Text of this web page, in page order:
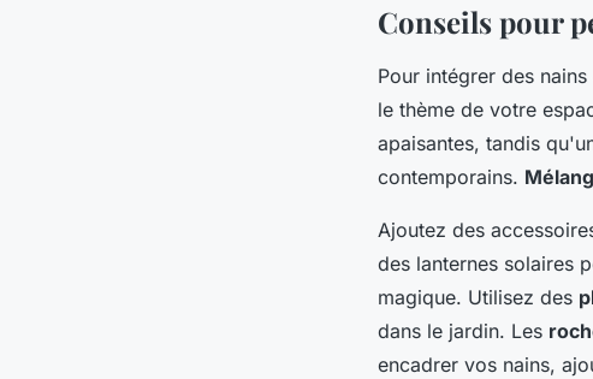
Conseils pour
Pour intégrer des
le thème de votre
apaisantes, tandis
contemporains.
Ajoutez des
des lanternes solaires
magique. Utilisez des
dans le jardin. Les
encadrer vos nains,